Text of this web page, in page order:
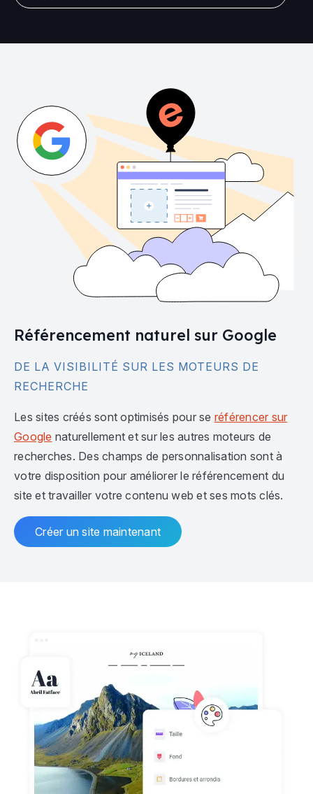
Référencement naturel sur Google
DE LA VISIBILITÉ SUR LES MOTEURS DE
RECHERCHE
Les sites créés sont optimisés pour se référencer sur
Google naturellement et sur les autres moteurs de
recherches. Des champs de personnalisation sont à
votre disposition pour améliorer le référencement du
site et travailler votre contenu web et ses mots clés.
Créer un site maintenant